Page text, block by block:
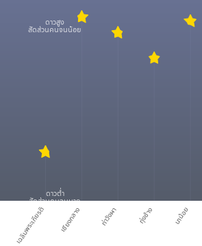
เฉลิมพระเกียรติ เชียงกลาง ท่าวังผา ทุ่งช้าง นาน้อย
ดาวสูง
สัดส่วนคนจนน้อย
ดาวต่ำ
สัดส่วนคนจนมาก